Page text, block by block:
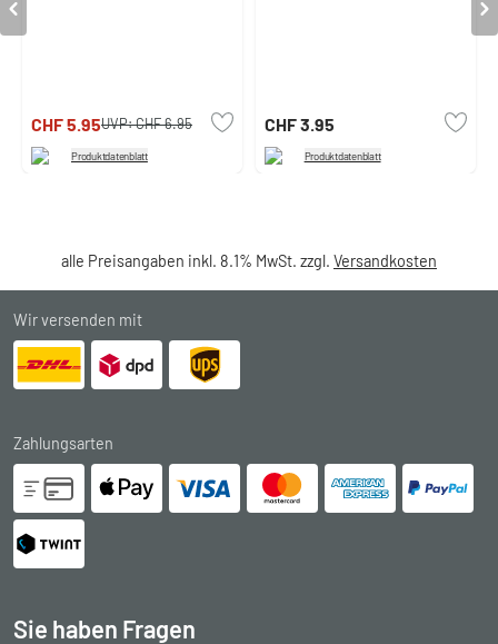
CHF 5.95UVP:CHF 6.95
Produktdatenblatt
CHF 3.95
Produktdatenblatt
alle Preisangaben inkl. 8.1% MwSt. zzgl. Versandkosten
Wir versenden mit
Zahlungsarten
Sie haben Fragen